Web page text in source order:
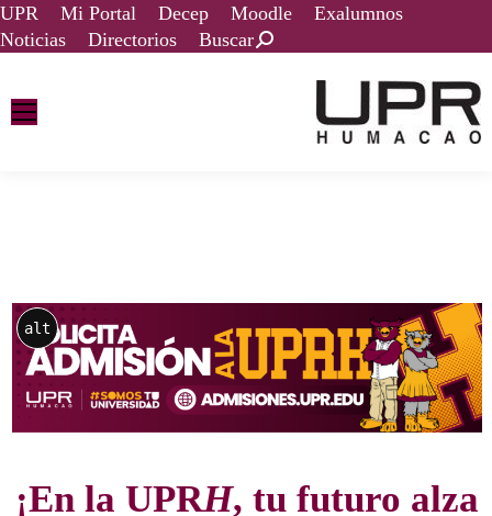
UPR Mi Portal Decep Moodle
Exalumnos
Noticias
Directorios Buscar
alt
¡En la UPRH, tu futuro alza